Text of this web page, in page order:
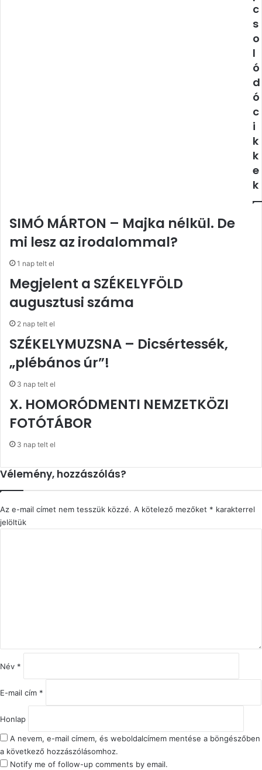
c
s
o
l
ó
d
ó
c
i
k
k
e
k
SIMÓ MÁRTON – Majka nélkül. De
mi lesz az irodalommal?
1 nap telt el
Megjelent a SZÉKELYFÖLD
augusztusi száma
2 nap telt el
SZÉKELYMUZSNA – Dicsértessék,
„plébános úr”!
3 nap telt el
X. HOMORÓDMENTI NEMZETKÖZI
FOTÓTÁBOR
3 nap telt el
Vélemény, hozzászólás?
Az e-mail címet nem tesszük közzé. A kötelező mezőket * karakterrel
jelöltük
á
s
Név *
E-mail cím *
Honlap
A nevem, e-mail címem, és weboldalcímem mentése a böngészőben
a következő hozzászólásomhoz.
Notify me of follow-up comments by email.